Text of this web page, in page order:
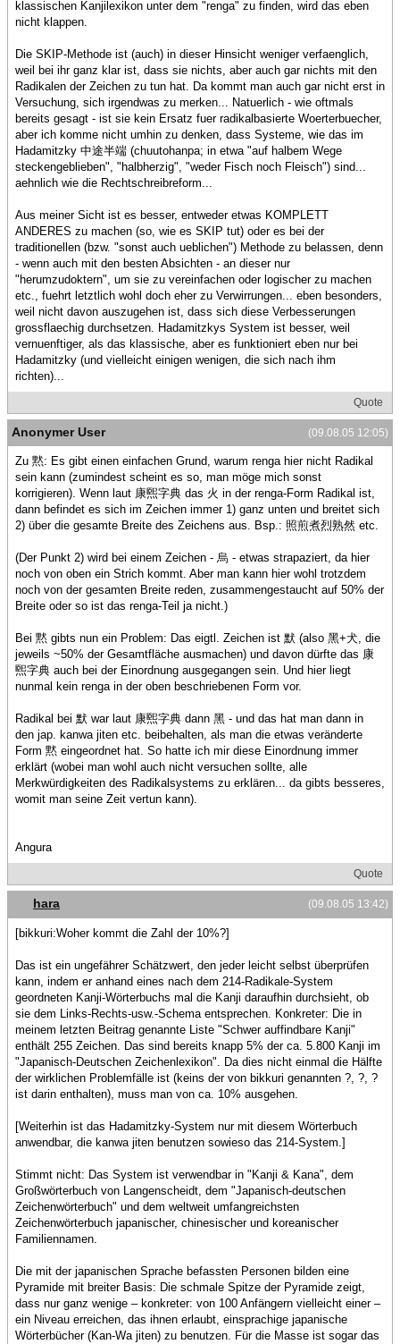
klassischen Kanjilexikon unter dem "renga" zu finden, wird das eben
nicht klappen.
Die SKIP-Methode ist (auch) in dieser Hinsicht weniger verfaenglich,
weil bei ihr ganz klar ist, dass sie nichts, aber auch gar nichts mit den
Radikalen der Zeichen zu tun hat. Da kommt man auch gar nicht erst in
Versuchung, sich irgendwas zu merken... Natuerlich - wie oftmals
bereits gesagt - ist sie kein Ersatz fuer radikalbasierte Woerterbuecher,
aber ich komme nicht umhin zu denken, dass Systeme, wie das im
Hadamitzky 中途半端 (chuutohanpa; in etwa "auf halbem Wege
steckengeblieben", "halbherzig", "weder Fisch noch Fleisch") sind...
aehnlich wie die Rechtschreibreform...
Aus meiner Sicht ist es besser, entweder etwas KOMPLETT
ANDERES zu machen (so, wie es SKIP tut) oder es bei der
traditionellen (bzw. "sonst auch ueblichen") Methode zu belassen, denn
- wenn auch mit den besten Absichten - an dieser nur
"herumzudoktern", um sie zu vereinfachen oder logischer zu machen
etc., fuehrt letztlich wohl doch eher zu Verwirrungen... eben besonders,
weil nicht davon auszugehen ist, dass sich diese Verbesserungen
grossflaechig durchsetzen. Hadamitzkys System ist besser, weil
vernuenftiger, als das klassische, aber es funktioniert eben nur bei
Hadamitzky (und vielleicht einigen wenigen, die sich nach ihm
richten)...
Quote
(09.08.05 12:05)
Anonymer User
Zu 黙: Es gibt einen einfachen Grund, warum renga hier nicht Radikal
sein kann (zumindest scheint es so, man möge mich sonst
korrigieren). Wenn laut 康煕字典 das 火 in der renga-Form Radikal ist,
dann befindet es sich im Zeichen immer 1) ganz unten und breitet sich
2) über die gesamte Breite des Zeichens aus. Bsp.: 照煎煮烈熟然 etc.
(Der Punkt 2) wird bei einem Zeichen - 烏 - etwas strapaziert, da hier
noch von oben ein Strich kommt. Aber man kann hier wohl trotzdem
noch von der gesamten Breite reden, zusammengestaucht auf 50% der
Breite oder so ist das renga-Teil ja nicht.)
Bei 黙 gibts nun ein Problem: Das eigtl. Zeichen ist 默 (also 黑+犬, die
jeweils ~50% der Gesamtfläche ausmachen) und davon dürfte das 康
煕字典 auch bei der Einordnung ausgegangen sein. Und hier liegt
nunmal kein renga in der oben beschriebenen Form vor.
Radikal bei 默 war laut 康煕字典 dann 黑 - und das hat man dann in
den jap. kanwa jiten etc. beibehalten, als man die etwas veränderte
Form 黙 eingeordnet hat. So hatte ich mir diese Einordnung immer
erklärt (wobei man wohl auch nicht versuchen sollte, alle
Merkwürdigkeiten des Radikalsystems zu erklären... da gibts besseres,
womit man seine Zeit vertun kann).
Angura
Quote
(09.08.05 13:42)
hara
[bikkuri:Woher kommt die Zahl der 10%?]
Das ist ein ungefährer Schätzwert, den jeder leicht selbst überprüfen
kann, indem er anhand eines nach dem 214-Radikale-System
geordneten Kanji-Wörterbuchs mal die Kanji daraufhin durchsieht, ob
sie dem Links-Rechts-usw.-Schema entsprechen. Konkreter: Die in
meinem letzten Beitrag genannte Liste "Schwer auffindbare Kanji"
enthält 255 Zeichen. Das sind bereits knapp 5% der ca. 5.800 Kanji im
"Japanisch-Deutschen Zeichenlexikon". Da dies nicht einmal die Hälfte
der wirklichen Problemfälle ist (keins der von bikkuri genannten ?, ?, ?
ist darin enthalten), muss man von ca. 10% ausgehen.
[Weiterhin ist das Hadamitzky-System nur mit diesem Wörterbuch
anwendbar, die kanwa jiten benutzen sowieso das 214-System.]
Stimmt nicht: Das System ist verwendbar in "Kanji & Kana", dem
Großwörterbuch von Langenscheidt, dem "Japanisch-deutschen
Zeichenwörterbuch" und dem weltweit umfangreichsten
Zeichenwörterbuch japanischer, chinesischer und koreanischer
Familiennamen.
Die mit der japanischen Sprache befassten Personen bilden eine
Pyramide mit breiter Basis: Die schmale Spitze der Pyramide zeigt,
dass nur ganz wenige – konkreter: von 100 Anfängern vielleicht einer –
ein Niveau erreichen, das ihnen erlaubt, einsprachige japanische
Wörterbücher (Kan-Wa jiten) zu benutzen. Für die Masse ist sogar das